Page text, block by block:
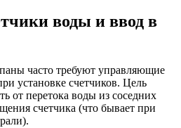
воды и ввод в
часто требуют управляющие
установке счетчиков. Цель
от перетока воды из соседних
счетчика (что бывает при